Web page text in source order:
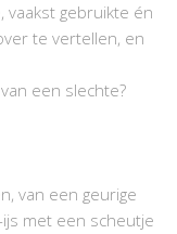
vaakst gebruikte én
te vertellen, en
een slechte?
van een geurige
met een scheutje